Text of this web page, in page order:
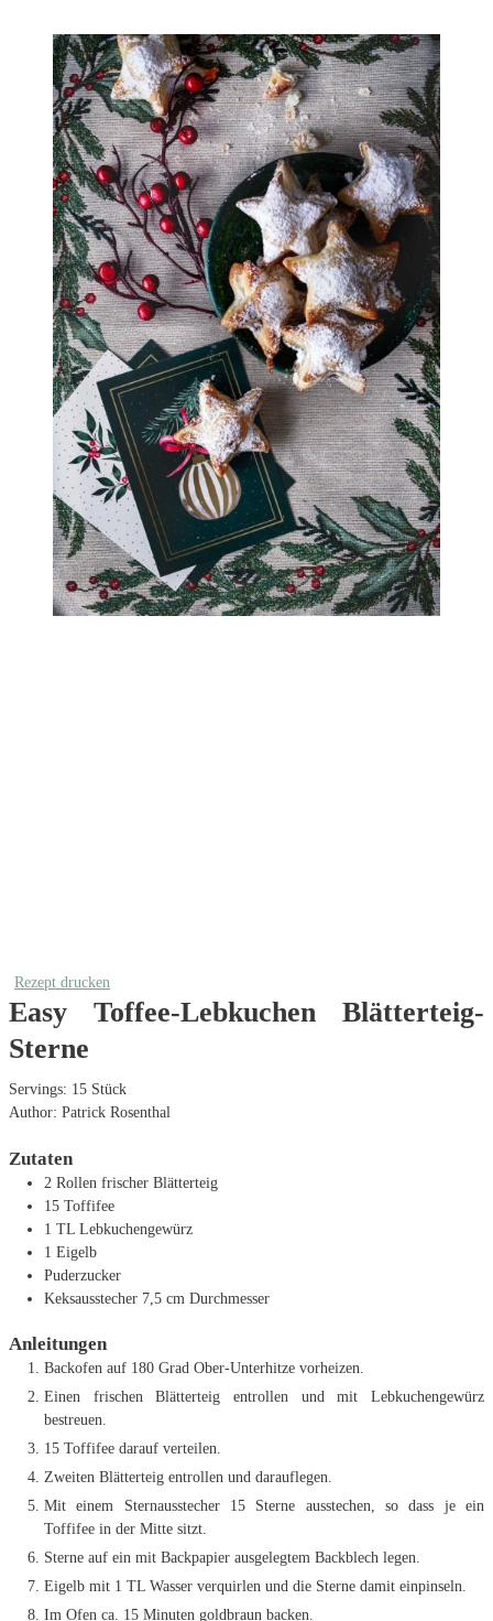
Rezept drucken
Easy Toffee-Lebkuchen Blätterteig-
Sterne
Servings: 15 Stück
Author: Patrick Rosenthal
Zutaten
2 Rollen frischer Blätterteig
15 Toffifee
1 TL Lebkuchengewürz
1 Eigelb
Puderzucker
Keksausstecher 7,5 cm Durchmesser
Anleitungen
Backofen auf 180 Grad Ober-Unterhitze vorheizen.
Einen frischen Blätterteig entrollen und mit Lebkuchengewürz
bestreuen.
15 Toffifee darauf verteilen.
Zweiten Blätterteig entrollen und darauflegen.
Mit einem Sternausstecher 15 Sterne ausstechen, so dass je ein
Toffifee in der Mitte sitzt.
Sterne auf ein mit Backpapier ausgelegtem Backblech legen.
Eigelb mit 1 TL Wasser verquirlen und die Sterne damit einpinseln.
Im Ofen ca. 15 Minuten goldbraun backen.